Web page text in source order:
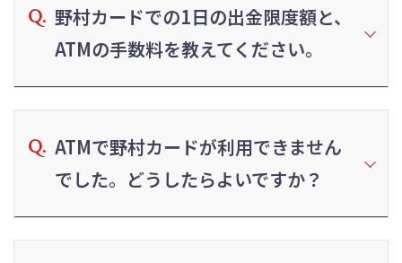
野村カードでの1日の出金限度額と、
ATMの手数料を教えてください。
ATMで野村カードが利用できません
でした。どうしたらよいですか？